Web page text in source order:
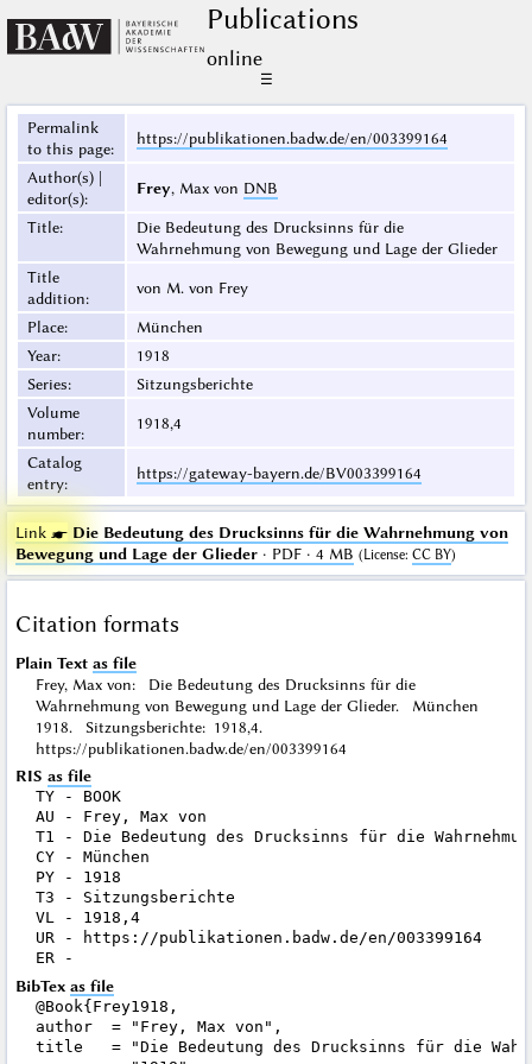
Publications
online
☰
Permalink
to this page:
https://publikationen.badw.de/en/003399164
Author(s) |
editor(s):
Frey, Max von DNB
Title:
Die Bedeutung des Drucksinns für die
Wahrnehmung von Bewegung und Lage der Glieder
Title
addition:
von M. von Frey
Place:
München
Year:
1918
Series:
Sitzungsberichte
Volume
number:
1918,4
Catalog
entry:
https://gateway-bayern.de/BV003399164
Link ☛ Die Bedeutung des Drucksinns für die Wahrnehmung von
Bewegung und Lage der Glieder· PDF · 4 MB (License: CC BY)
Citation formats
Plain Text as file
Frey, Max von: Die Bedeutung des Drucksinns für die
Wahrnehmung von Bewegung und Lage der Glieder. München
1918. Sitzungsberichte: 1918,4.
https://publikationen.badw.de/en/003399164
RIS as file
TY - BOOK
AU - Frey, Max von
T1 - Die Bedeutung des Drucksinns für die
CY - München
PY - 1918
T3 - Sitzungsberichte
VL - 1918,4
UR - https://publikationen.badw.de/en/003399164
BibTex as file
@Book{Frey1918,
author  = "Frey, Max von",
title   = "Die Bedeutung des Drucksinns für die